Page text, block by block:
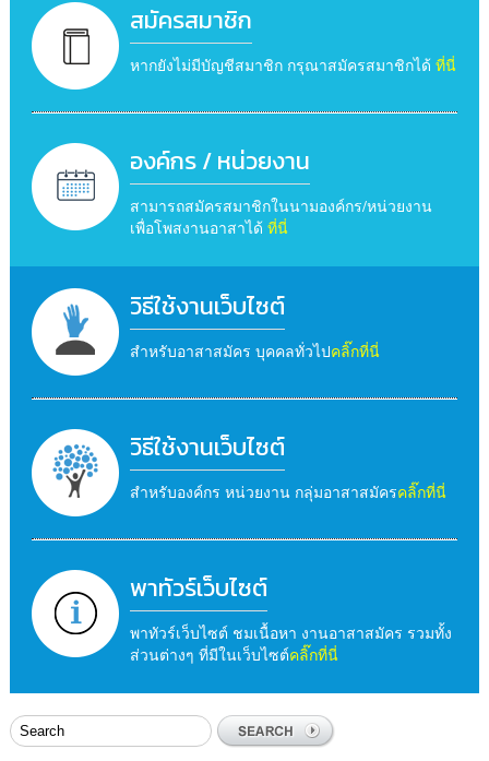
สมัครสมาชิก
หากยังไม่มีบัญชีสมาชิก กรุณาสมัครสมาชิกได้ ที่นี่
องค์กร / หน่วยงาน
สามารถสมัครสมาชิกในนามองค์กร/หน่วยงาน
เพื่อโพสงานอาสาได้ ที่นี่
วิธีใช้งานเว็บไซต์
สำหรับอาสาสมัคร บุคคลทั่วไปคลิ๊กที่นี่
วิธีใช้งานเว็บไซต์
สำหรับองค์กร หน่วยงาน กลุ่มอาสาสมัครคลิ๊กที่นี่
พาทัวร์เว็บไซต์
พาทัวร์เว็บไซต์ ชมเนื้อหา งานอาสาสมัคร รวมทั้ง
ส่วนต่างๆ ที่มีในเว็บไซต์คลิ๊กที่นี่